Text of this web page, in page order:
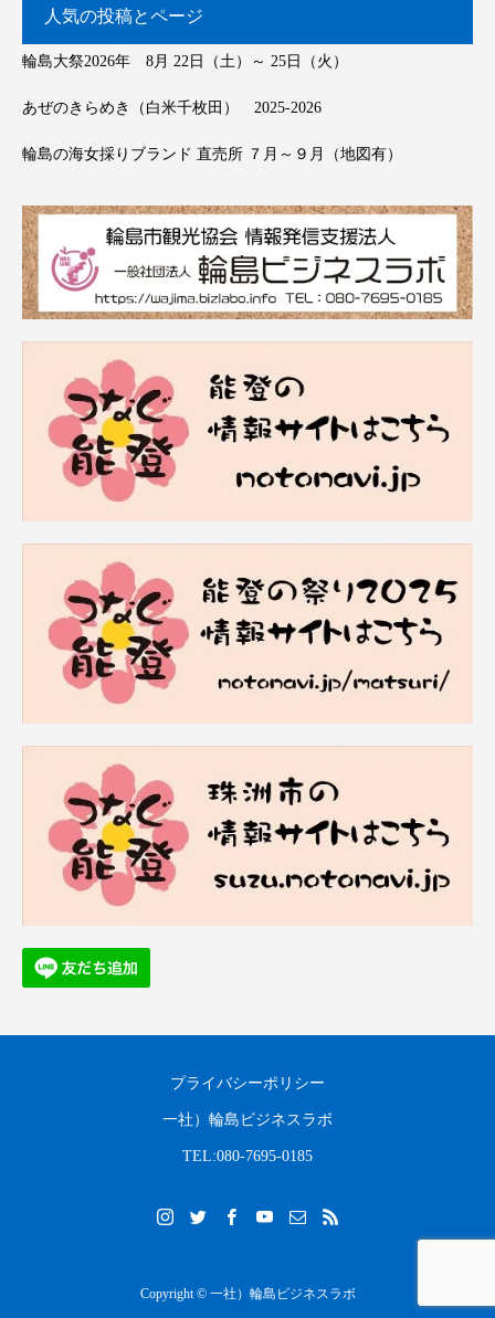
人気の投稿とページ
輪島大祭2026年 8月 22日（土）～ 25日（火）
あぜのきらめき（白米千枚田） 2025-2026
輪島の海女採りブランド 直売所 ７月～９月（地図有）
プライバシーポリシー
一社）輪島ビジネスラボ
TEL:080-7695-0185
Copyright © 一社）輪島ビジネスラボ